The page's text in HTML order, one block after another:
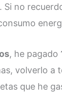
Si no
, he pagado
volverlo a
que he